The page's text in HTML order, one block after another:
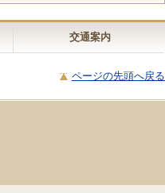
交通案内
ページの先頭へ戻る